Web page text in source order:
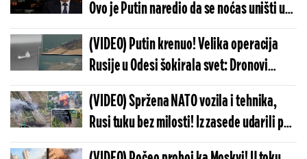
Ovo je Putin naredio da se noćas uništi u
Kijevu: Vojska se hitno oglasila
(VIDEO) Putin krenuo! Velika operacija
Rusije u Odesi šokirala svet: Dronovi
snimili trenutke pravog užasa
(VIDEO) Spržena NATO vozila i tehnika,
Rusi tuku bez milosti! Iz zasede udarili po
koloni, vojnici u panici beže, sve gori oko